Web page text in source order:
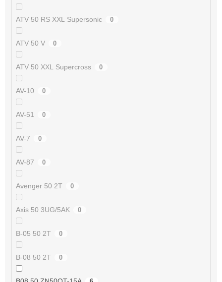
ATV 50 RS XXL Supersonic 0
ATV 50 V 0
ATV 50 XXL Supercross 0
AV-10 0
AV-51 0
AV-7 0
AV-87 0
Avenger 50 2T 0
Axis 50 3UG/5AK 0
B-05 50 2T 0
B-08 50 2T 0